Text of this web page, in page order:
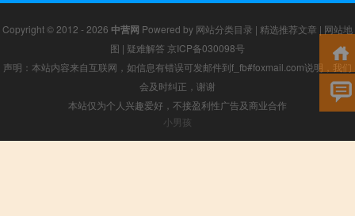
Copyright © 2012 - 2026 中营网 Powered by 网站分类目录 | 精选推荐文章 | 网站地
图 | 疑难解答 京ICP备030098号
声明：本站内容来自互联网，如信息有错误可发邮件到f_fb#foxmail.com说明，我们
会及时纠正，谢谢
本站仅为个人兴趣爱好，不接盈利性广告及商业合作
小男孩